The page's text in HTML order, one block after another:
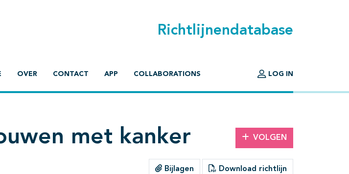
Richtlijnendatabase
OVER CONTACT APP COLLABORATIONS LOG IN
met kanker VOLGEN
Bijlagen Download richtlijn